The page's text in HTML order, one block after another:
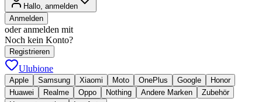
Hallo, anmelden
Anmelden
oder anmelden mit
Noch kein Konto?
Registrieren
Ulubione
Apple Samsung Xiaomi Moto OnePlus Google
Honor
Huawei
Realme Oppo Nothing Andere Marken
Zubehör